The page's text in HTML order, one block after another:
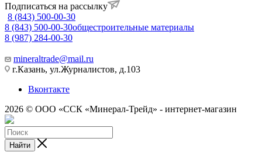
Подписаться на рассылку
8 (843) 500-00-30
8 (843) 500-00-30общестроительные материалы
8 (987) 284-00-30
mineraltrade@mail.ru
г.Казань, ул.Журналистов, д.103
Вконтакте
2026 © ООО «ССК «Минерал-Трейд» - интернет-магазин
Найти